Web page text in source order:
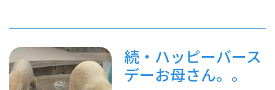
続・ハッピーバース
デーお母さん。。